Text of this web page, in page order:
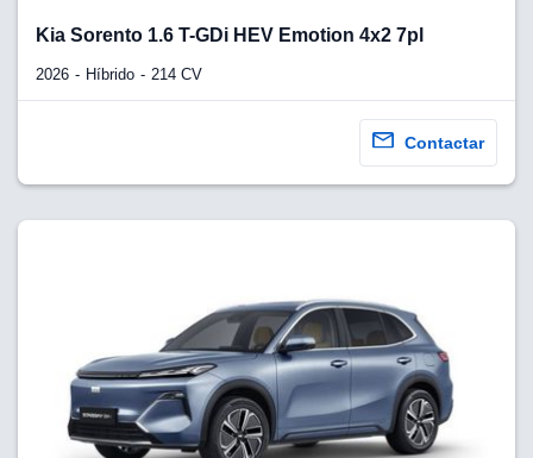
Kia Sorento 1.6 T-GDi HEV Emotion 4x2 7pl
2026 Híbrido 214 CV
Contactar